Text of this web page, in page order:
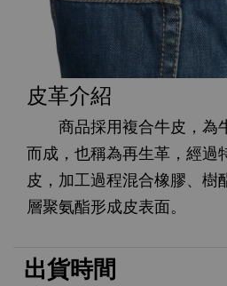
皮革介紹
商品採用複合牛皮，為
而成，也稱為再生革，經過
皮，加工過程混合橡膠、樹
層聚氨酯形成皮表面。
出貨時間